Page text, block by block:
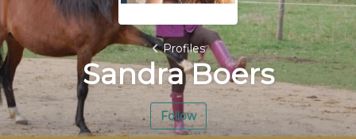
Profiles
Sandra Boers
Follow